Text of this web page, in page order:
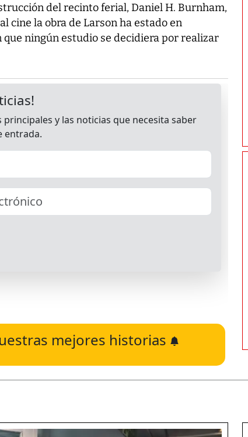
del recinto ferial, Daniel H. Burnham,
cine la obra de Larson ha estado en
que ningún estudio se decidiera por realizar
mejores historias